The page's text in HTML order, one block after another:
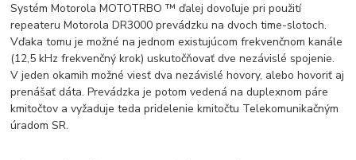
Systém Motorola MOTOTRBO ™ ďalej dovoľuje pri použití
repeateru Motorola DR3000 prevádzku na dvoch time-slotoch.
Vďaka tomu je možné na jednom existujúcom frekvenčnom kanále
(12,5 kHz frekvenčný krok) uskutočňovať dve nezávislé spojenie.
V jeden okamih možné viesť dva nezávislé hovory, alebo hovoriť aj
prenášať dáta. Prevádzka je potom vedená na duplexnom páre
kmitočtov a vyžaduje teda pridelenie kmitočtu Telekomunikačným
úradom SR.